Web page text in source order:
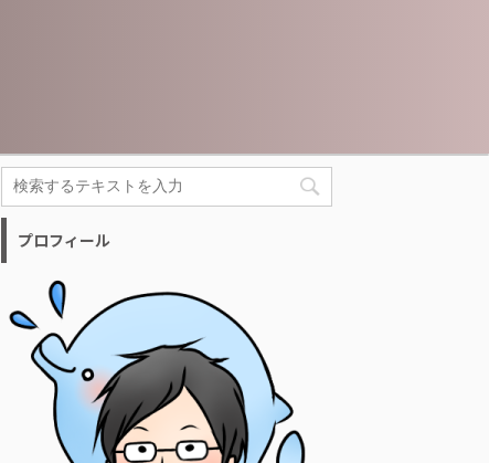
プロフィール